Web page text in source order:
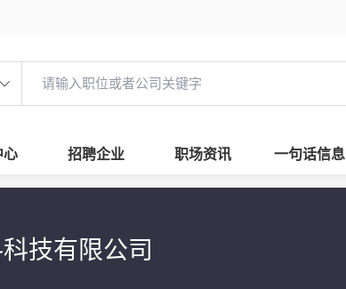
心 招聘企业 职场资讯 一句话信息
技有限公司